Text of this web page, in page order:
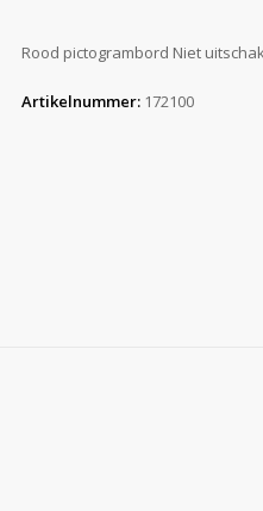
aantal
Rood pictogrambord Niet
Artikelnummer: 172100